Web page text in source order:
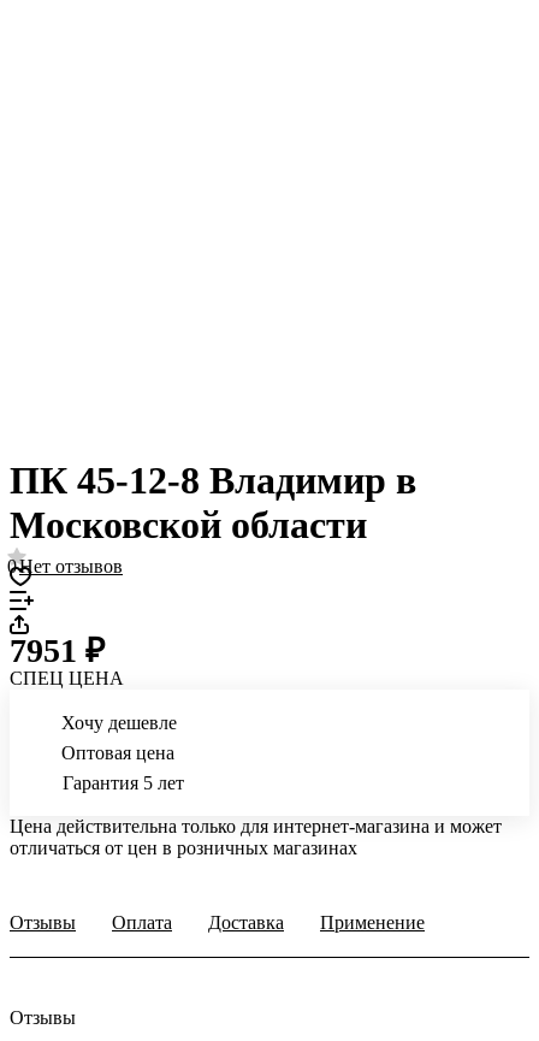
ПК 45-12-8 Владимир в
Московской области
0Нет отзывов
7951 ₽
СПЕЦ ЦЕНА
Хочу дешевле
Оптовая цена
Гарантия 5 лет
Цена действительна только для интернет-магазина и может
отличаться от цен в розничных магазинах
Отзывы Оплата Доставка Применение
Отзывы